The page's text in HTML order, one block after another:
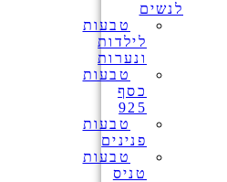
לנשים
טבעות
לילדות
ונערות
טבעות
כסף
925
טבעות
פנינים
טבעות
טניס